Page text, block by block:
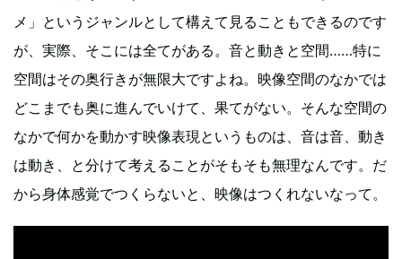
メ」というジャンルとして構えて見ることもできるのです
が、実際、そこには全てがある。音と動きと空間……特に
空間はその奥行きが無限大ですよね。映像空間のなかでは
どこまでも奥に進んでいけて、果てがない。そんな空間の
なかで何かを動かす映像表現というものは、音は音、動き
は動き、と分けて考えることがそもそも無理なんです。だ
から身体感覚でつくらないと、映像はつくれないなって。